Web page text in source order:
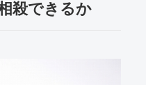
殺できるか